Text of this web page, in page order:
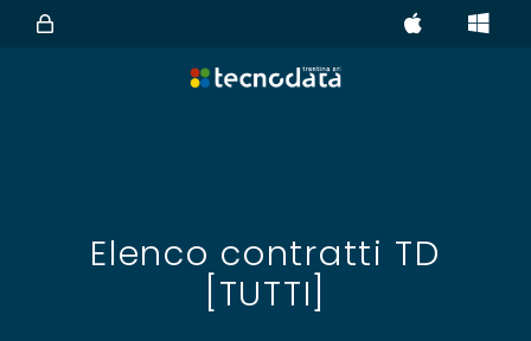
Elenco contratti TD
[TUTTI]